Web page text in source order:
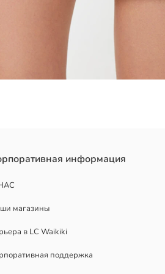
информация
магазины
в LC Waikiki
поддержка